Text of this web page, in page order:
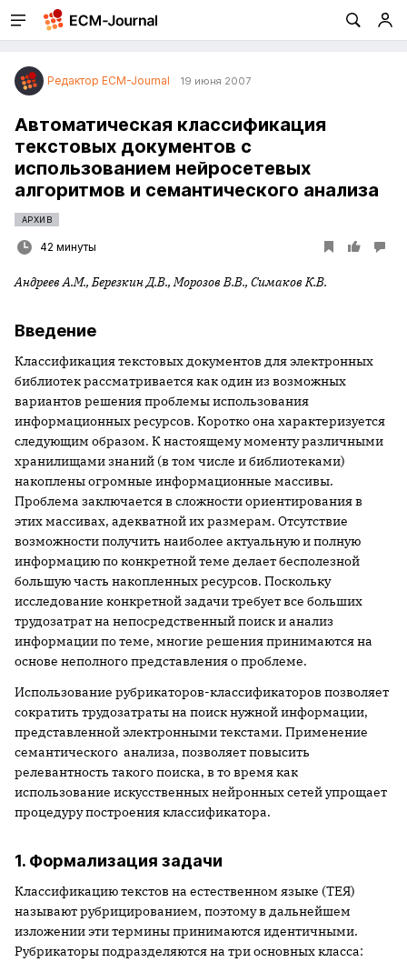
Редактор ECM-Journal 19 июня 2007
Автоматическая классификация
текстовых документов с
использованием нейросетевых
алгоритмов и семантического анализа
АРХИВ
42 минуты
Андреев А.М., Березкин Д.В., Морозов В.В., Симаков К.В.
Введение
Классификация текстовых документов для электронных
библиотек рассматривается как один из возможных
вариантов решения проблемы использования
информационных ресурсов. Коротко она характеризуется
следующим образом. К настоящему моменту различными
хранилищами знаний (в том числе и библиотеками)
накоплены огромные информационные массивы.
Проблема заключается в сложности ориентирования в
этих массивах, адекватной их размерам. Отсутствие
возможности получить наиболее актуальную и полную
информацию по конкретной теме делает бесполезной
большую часть накопленных ресурсов. Поскольку
исследование конкретной задачи требует все больших
трудозатрат на непосредственный поиск и анализ
информации по теме, многие решения принимаются на
основе неполного представления о проблеме.
Использование рубрикаторов-классификаторов позволяет
сократить трудозатраты на поиск нужной информации,
представленной электронными текстами. Применение
семантического анализа, позволяет повысить
релевантность такого поиска, в то время как
использование искусственных нейронных сетей упрощает
процедуру построения классификатора.
1. Формализация задачи
Классификацию текстов на естественном языке (ТЕЯ)
называют рубрицированием, поэтому в дальнейшем
изложении эти термины принимаются идентичными.
Рубрикаторы подразделяются на три основных класса: